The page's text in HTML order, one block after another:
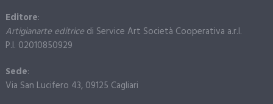
Editore:
Artigianarte editricedi Service Art Società Cooperativa a.r.l.
P.I. 02010850929
Sede:
Via San Lucifero 43, 09125 Cagliari